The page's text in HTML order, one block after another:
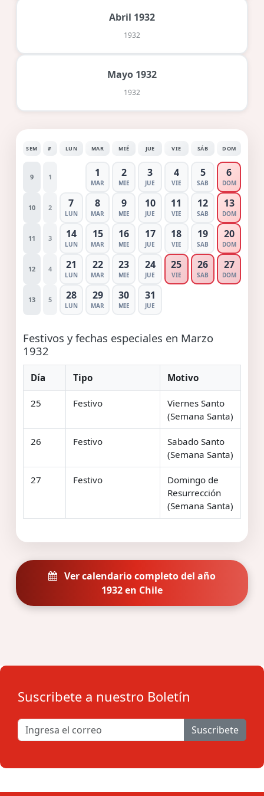
Abril 1932
1932
Mayo 1932
1932
SEM # LUN MAR MIÉ JUE VIE SÁB DOM
9 1 1
MAR
2
MIE
3
JUE
4
VIE
5
SAB
6
DOM
10 2 7
LUN
8
MAR
9
MIE
10
JUE
11
VIE
12
SAB
13
DOM
11 3 14
LUN
15
MAR
16
MIE
17
JUE
18
VIE
19
SAB
20
DOM
12 4 21
LUN
22
MAR
23
MIE
24
JUE
25
VIE
26
SAB
27
DOM
13 5 28
LUN
29
MAR
30
MIE
31
JUE
Festivos y fechas especiales en Marzo
1932
Día Tipo Motivo
25 Festivo
Viernes Santo
(Semana Santa)
26 Festivo
Sabado Santo
(Semana Santa)
27 Festivo
Domingo de
Resurrección
(Semana Santa)
Ver calendario completo del año
1932 en Chile
Suscribete a nuestro Boletín
Suscribete